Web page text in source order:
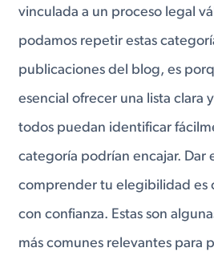
vinculada a un proceso legal
podamos repetir estas
publicaciones del blog, es
esencial ofrecer una lista clara
todos puedan identificar
categoría podrían encajar. Dar
comprender tu elegibilidad es
con confianza. Estas son
más comunes relevantes para